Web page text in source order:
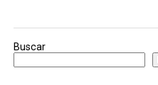
Buscar